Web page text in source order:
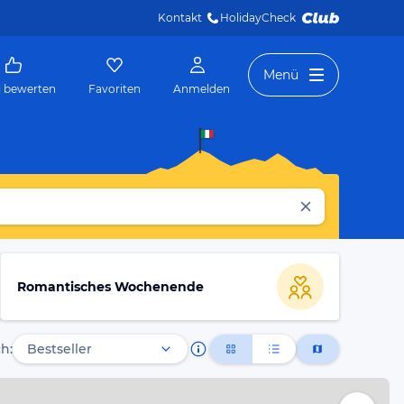
Kontakt HolidayCheck
bewerten Favoriten Anmelden
Menü
Romantisches Wochenende